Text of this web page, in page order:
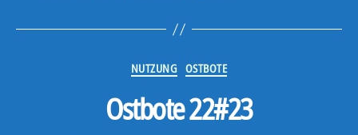
a
Kategorien
NUTZUNG OSTBOTE
Ostbote 22#23